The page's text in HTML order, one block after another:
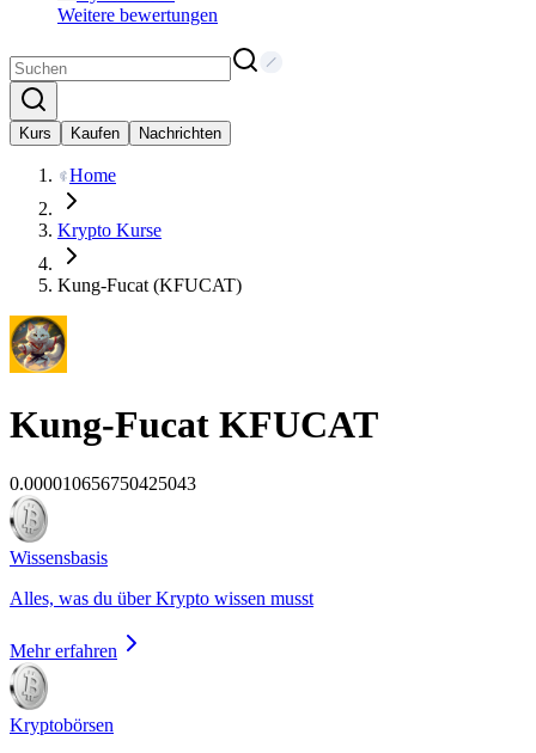
Weitere bewertungen
Kurs Kaufen Nachrichten
Home
Krypto Kurse
Kung-Fucat (KFUCAT)
Kung-Fucat KFUCAT
0.000010656750425043
Wissensbasis
Alles, was du über Krypto wissen musst
Mehr erfahren
Kryptobörsen